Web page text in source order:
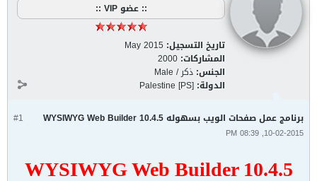
:: عضو VIP ::
تاريخ التسجيل: May 2015
المشاركات: 2000
الجنس: ذكر / Male
الدولة: Palestine [PS]
#1 برنامج عمل صفحات الويب بسهوله WYSIWYG Web Builder 10.4.5
10-02-2015, 08:39 PM
WYSIWYG Web Builder 10.4.5